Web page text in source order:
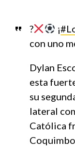
? ¡
con uno
Dylan
esta
su
lateral
Católica